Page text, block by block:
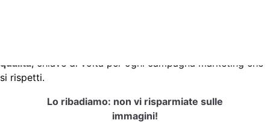
qualità, chiave di volta per ogni campagna marketing che
si rispetti.
Lo ribadiamo: non vi risparmiate sulle
immagini!